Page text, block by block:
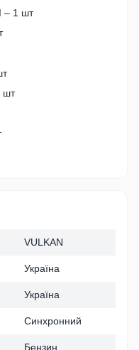
– 1 шт
шт
VULKAN
Україна
Україна
Синхронний
Бензин